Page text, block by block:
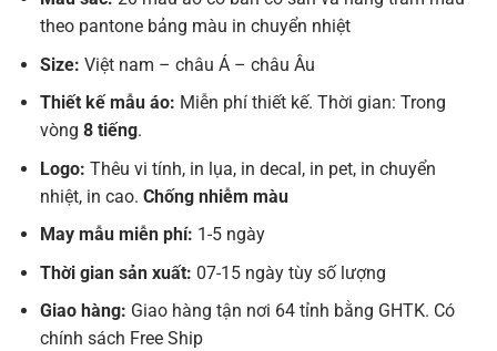
theo pantone bảng màu in chuyển nhiệt
Size: Việt nam – châu Á – châu Âu
Thiết kế mẫu áo: Miễn phí thiết kế. Thời gian: Trong
vòng 8 tiếng.
Logo: Thêu vi tính, in lụa, in decal, in pet, in chuyển
nhiệt, in cao. Chống nhiễm màu
May mẫu miễn phí: 1-5 ngày
Thời gian sản xuất: 07-15 ngày tùy số lượng
Giao hàng: Giao hàng tận nơi 64 tỉnh bằng GHTK. Có
chính sách Free Ship